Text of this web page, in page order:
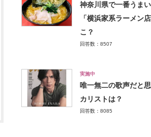
神奈川県で一番うま
「横浜家系ラーメン
こ？
回答数：8507
実施中
唯一無二の歌声だと
カリストは？
回答数：8085